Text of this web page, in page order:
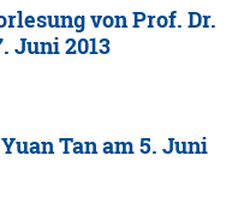
von Prof. Dr.
Juni 2013
Tan am 5. Juni